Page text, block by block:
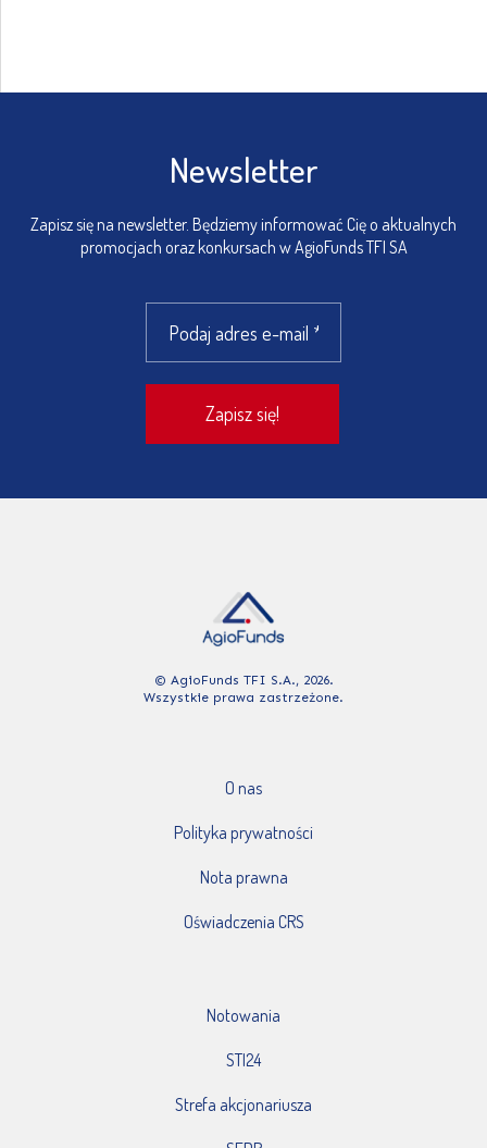
Newsletter
Zapisz się na newsletter. Będziemy informować Cię o aktualnych
promocjach oraz konkursach w AgioFunds TFI SA
© AgioFunds TFI S.A., 2026.
Wszystkie prawa zastrzeżone.
O nas
Polityka prywatności
Nota prawna
Oświadczenia CRS
Notowania
STI24
Strefa akcjonariusza